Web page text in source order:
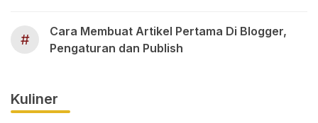
#
Cara Membuat Artikel Pertama Di Blogger,
Pengaturan dan Publish
Kuliner